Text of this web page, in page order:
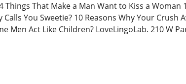
That Make a Man Want to Kiss a Woman
You Sweetie? 10 Reasons Why Your Crush
Men Act Like Children? LoveLingoLab. 210 W